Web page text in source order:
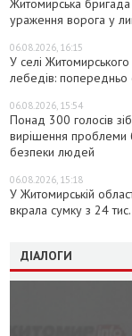
Житомирська
ураження ворога у
06.08.2026, 16:15
У селі
лебедів: попередньо
06.08.2026, 15:54
Понад 300 голосів
вирішення проблеми
безпеки людей
06.08.2026, 15:18
У Житомирській
вкрала сумку з 24
ДІАЛОГИ